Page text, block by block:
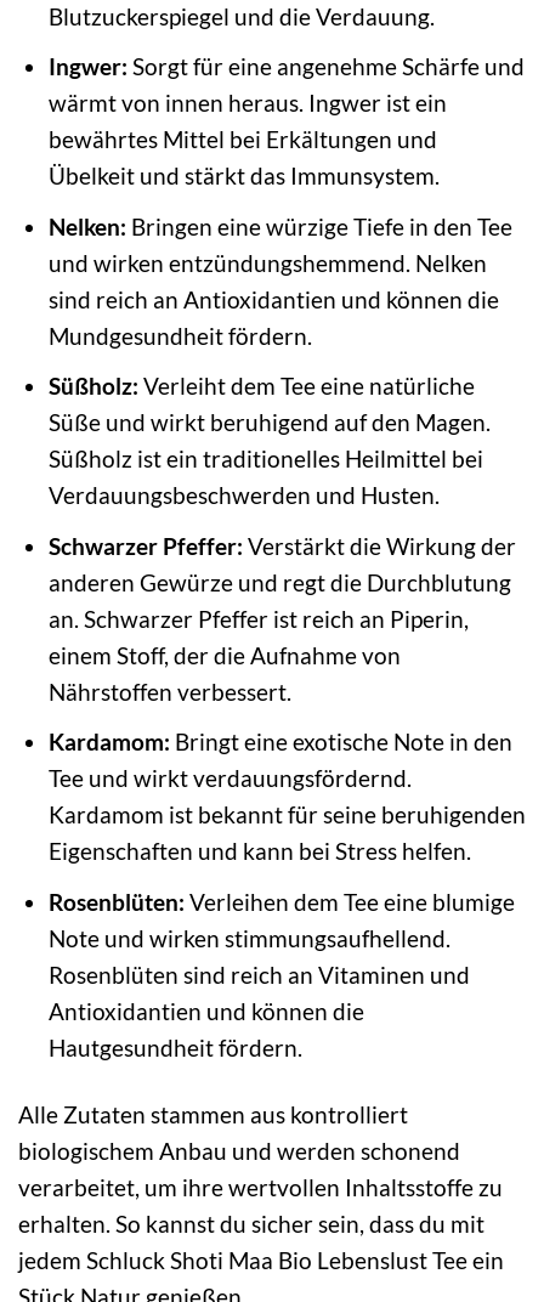
Blutzuckerspiegel und die Verdauung.
Ingwer: Sorgt für eine angenehme Schärfe und
wärmt von innen heraus. Ingwer ist ein
bewährtes Mittel bei Erkältungen und
Übelkeit und stärkt das Immunsystem.
Nelken: Bringen eine würzige Tiefe in den Tee
und wirken entzündungshemmend. Nelken
sind reich an Antioxidantien und können die
Mundgesundheit fördern.
Süßholz: Verleiht dem Tee eine natürliche
Süße und wirkt beruhigend auf den Magen.
Süßholz ist ein traditionelles Heilmittel bei
Verdauungsbeschwerden und Husten.
Schwarzer Pfeffer: Verstärkt die Wirkung der
anderen Gewürze und regt die Durchblutung
an. Schwarzer Pfeffer ist reich an Piperin,
einem Stoff, der die Aufnahme von
Nährstoffen verbessert.
Kardamom: Bringt eine exotische Note in den
Tee und wirkt verdauungsfördernd.
Kardamom ist bekannt für seine beruhigenden
Eigenschaften und kann bei Stress helfen.
Rosenblüten: Verleihen dem Tee eine blumige
Note und wirken stimmungsaufhellend.
Rosenblüten sind reich an Vitaminen und
Antioxidantien und können die
Hautgesundheit fördern.
Alle Zutaten stammen aus kontrolliert
biologischem Anbau und werden schonend
verarbeitet, um ihre wertvollen Inhaltsstoffe zu
erhalten. So kannst du sicher sein, dass du mit
jedem Schluck Shoti Maa Bio Lebenslust Tee ein
Stück Natur genießen.